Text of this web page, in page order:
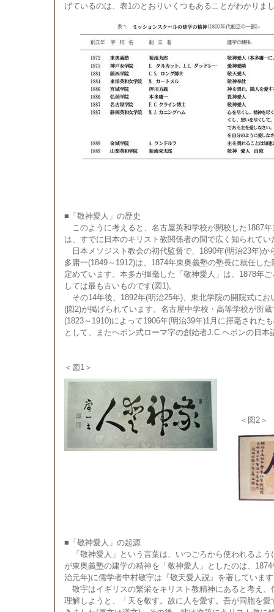
げているのは、表1のとおりいくつもあることがわかりま
■「敬神愛人」の歴史
このように考えると、名古屋英和学校が開校した1887
は、すでに日本のキリスト教関係者の間で広く知られて
日本メソジスト教会の初代監督で、1890年(明治23年)か
多庸一(1849～1912)は、1874年東奥義塾の塾長に就任し
定めています。本多が揮毫した「敬神愛人」は、1878年
しては最も古いものです(図1)。
その14年後、1892年(明治25年)、東北学院の開院式にお
(図2)が掲げられています。名古屋中学校・高等学校が所
(1823～1910)によって1906年(明治39年)1月に揮毫された
として、またヘボン式ローマ字の創始者J.C.ヘボンの日
＜図1＞
＜図2＞
■「敬神愛人」の起源
「敬神愛人」という言葉は、いつごろから使われるよう
が東奥義塾の建学の精神を「敬神愛人」としたのは、
治元年)に儒学者中村敬宇は『敬天愛人説』を著していま
敬宇はイギリスの繁栄をキリスト教精神にあると考え、
理解しようと、「天を敬す。故に人を愛す。吾が同胞を